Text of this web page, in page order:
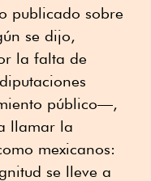
publicado sobre
se dijo,
la falta de
público—,
llamar la
mexicanos:
se lleve a